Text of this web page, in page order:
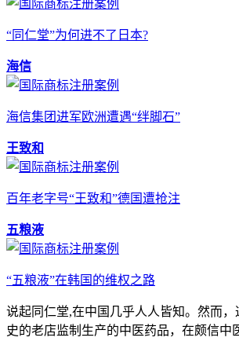
“同仁堂”为何进不了日本?
海信
海信集团进军欧洲遭遇“绊脚石”
王致和
百年老字号“王致和”德国遭抢注
五粮液
“五粮液”在韩国的维权之路
说起同仁堂,在中国几乎人人皆知。然而，
史的老店监制生产的中医药品，在颇信中